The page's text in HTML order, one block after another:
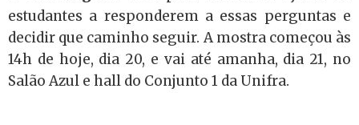
estudantes a responderem a essas perguntas e
decidir que caminho seguir. A mostra começou às
14h de hoje, dia 20, e vai até amanha, dia 21, no
Salão Azul e hall do Conjunto 1 da Unifra.